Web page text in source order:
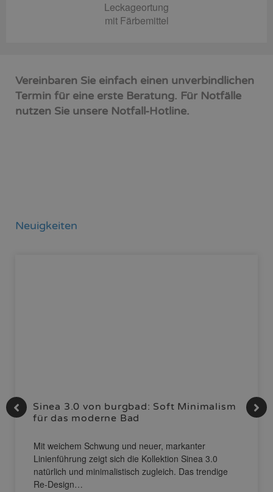
Leckageortung
mit Färbemittel
Vereinbaren Sie einfach einen unverbindlichen
Termin für eine erste Beratung. Für Notfälle
nutzen Sie unsere Notfall-Hotline.
Neuigkeiten
Sinea 3.0 von burgbad: Soft Minimalism
für das moderne Bad
Mit weichem Schwung und neuer, markanter
Linienführung zeigt sich die Kollektion Sinea 3.0
natürlich und minimalistisch zugleich. Das trendige
Re-Design…